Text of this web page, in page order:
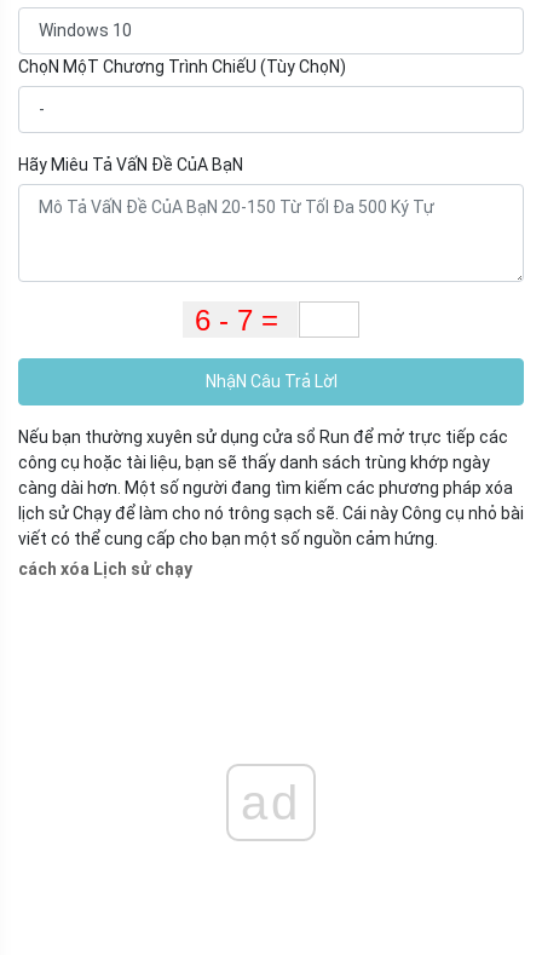
ChọN MộT Chương Trình ChiếU (Tùy ChọN)
Hãy Miêu Tả VấN Đề CủA BạN
NhậN Câu Trả LờI
Nếu bạn thường xuyên sử dụng cửa sổ Run để mở trực tiếp các
công cụ hoặc tài liệu, bạn sẽ thấy danh sách trùng khớp ngày
càng dài hơn. Một số người đang tìm kiếm các phương pháp xóa
lịch sử Chạy để làm cho nó trông sạch sẽ. Cái này Công cụ nhỏ bài
viết có thể cung cấp cho bạn một số nguồn cảm hứng.
cách xóa Lịch sử chạy
ad